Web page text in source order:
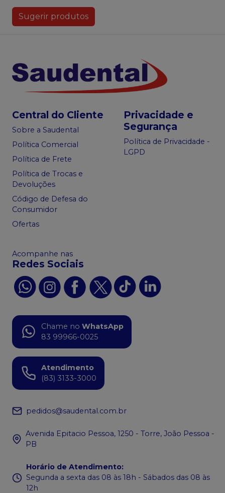
Sugerir produtos
Central do Cliente
Sobre a Saudental
Política Comercial
Política de Frete
Política de Trocas e
Devoluções
Código de Defesa do
Consumidor
Ofertas
Privacidade e
Segurança
Política de Privacidade -
LGPD
Acompanhe nas
Redes Sociais
Chame no WhatsApp
83 99966-0025
Atendimento
(83) 3133-3000
pedidos@saudental.com.br
Avenida Epitacio Pessoa, 1250 - Torre, João Pessoa -
PB
Horário de Atendimento:
Segunda a sexta das 08 às 18h - Sábados das 08 às
12h